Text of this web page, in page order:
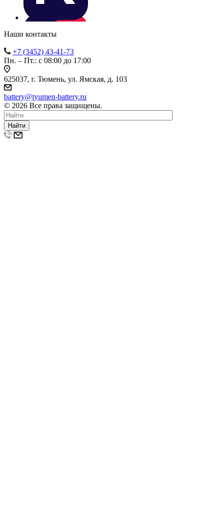
Наши контакты
+7 (3452) 43-41-73
Пн. – Пт.: с 08:00 до 17:00
625037, г. Тюмень, ул. Ямская, д. 103
battery@tyumen-battery.ru
© 2026 Все права защищены.
Найти